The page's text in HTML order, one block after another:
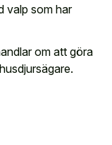
valp som har
om att göra